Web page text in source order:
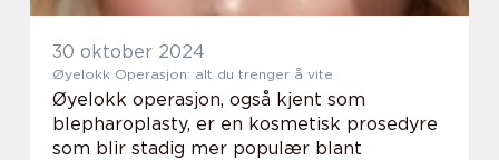
30 oktober 2024
Øyelokk Operasjon: alt du trenger å vite
Øyelokk operasjon, også kjent som
blepharoplasty, er en kosmetisk prosedyre
som blir stadig mer populær blant